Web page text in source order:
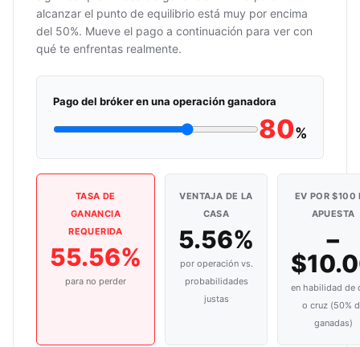
alcanzar el punto de equilibrio está muy por encima
del 50%. Mueve el pago a continuación para ver con
qué te enfrentas realmente.
Pago del bróker en una operación ganadora
80%
TASA DE
GANANCIA
REQUERIDA
55.56%
para no perder
VENTAJA DE LA
CASA
5.56%
por operación vs.
probabilidades
justas
EV POR $100
APUESTA
−
en habilidad de
o cruz (50%
ganadas)